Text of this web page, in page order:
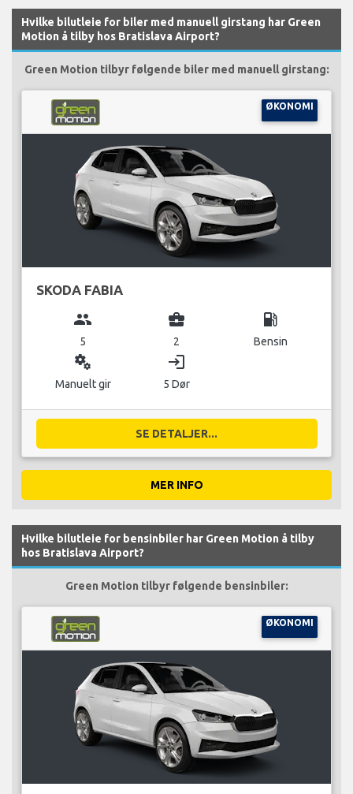
Hvilke bilutleie for biler med manuell girstang har Green
Motion å tilby hos Bratislava Airport?
Green Motion tilbyr følgende biler med manuell girstang:
ØKONOMI
SKODA FABIA
group
5
business_center
2
local_gas_station
Bensin
miscellaneous_services
Manuelt gir
login
5 Dør
SE DETALJER...
MER INFO
Hvilke bilutleie for bensinbiler har Green Motion å tilby
hos Bratislava Airport?
Green Motion tilbyr følgende bensinbiler:
ØKONOMI